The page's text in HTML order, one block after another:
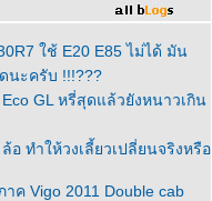
ใช้ E20 E85 ไม่ได้ มัน
นะครับ !!!???
GL หรี่สุดแล้วยังหนาวเกิน
อ ทำให้วงเลี้ยวเปลี่ยนจริงหรือ
ค Vigo 2011 Double cab